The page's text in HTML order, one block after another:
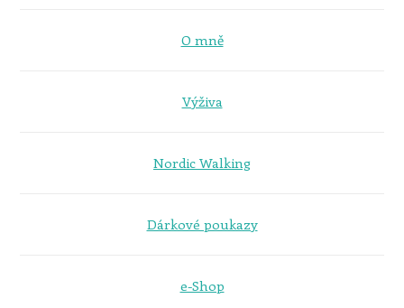
O mně
Výživa
Nordic Walking
Dárkové poukazy
e-Shop